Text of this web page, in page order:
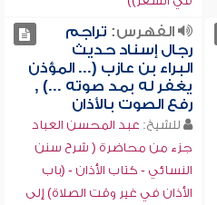
الفهرس: تراجم
رجال إسناد حديث
البراء بن عازب (... المؤذن
يغفر له بمد صوته ...) ,
رفع الصوت بالأذان
للشيخ: عبد المحسن العباد
جزء من محاضرة ( شرح سنن
النسائي - كتاب الأذان - (باب
الأذان في غير وقت الصلاة) إلى